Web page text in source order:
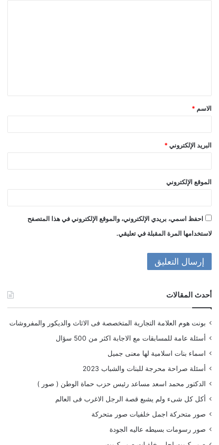
ق
*
الاسم *
البريد الإلكتروني *
الموقع الإلكتروني
احفظ اسمي، بريدي الإلكتروني، والموقع الإلكتروني في هذا المتصفح
لاستخدامها المرة المقبلة في تعليقي.
أحدث المقالات
بونت هوم العلامة التجارية المتخصصة فى الاثاث والديكور والمفروشات
أسئلة عامة للمسابقات مع الاجابة اكثر من 500 سؤال
اسماء بنات اسلامية لها معنى جميل
أسئلة صراحة محرجة للبنات والشباب 2023
الدكتور محمد اسعد مساعد رئيس حزب حماة الوطن ( صور )
أكل كل شىء ولم يشبع قصة الرجل الاغرب فى العالم
صور متحركة اجمل خلفيات صور متحركة
صور رسومات بسيطه عاليه الجودة